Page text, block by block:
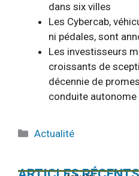
dans six villes
Les Cybercab,
ni pédales, sont
Les investisseurs
croissants de
décennie de
conduite autonome
Catégories
Actualité